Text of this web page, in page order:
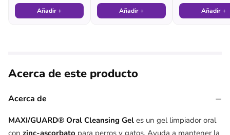
Añadir + Añadir + Añadir +
Acerca de este producto
Acerca de −
MAXI/GUARD® Oral Cleansing Gel es un gel limpiador oral
con zinc-ascorbato para perros y gatos. Ayuda a mantener la